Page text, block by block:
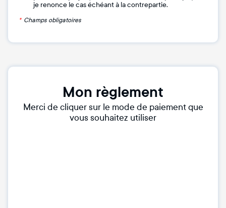
je renonce le cas échéant à la contrepartie.
* Champs obligatoires
Mon règlement
Merci de cliquer sur le mode de paiement que
vous souhaitez utiliser